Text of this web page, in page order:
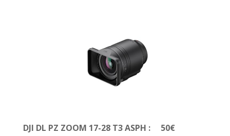
DJI DL PZ ZOOM 17-28 T3 ASPH : 50€